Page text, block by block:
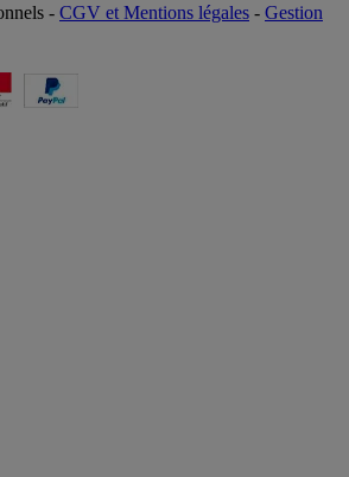
- CGV et Mentions légales - Gestion